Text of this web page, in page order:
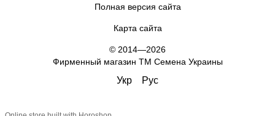
Полная версия сайта
Карта сайта
© 2014—2026
Фирменный магазин ТМ Семена Украины
Укр Рус